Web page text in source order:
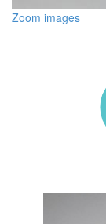
Zoom images